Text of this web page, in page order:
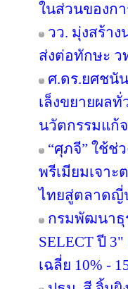
ในส่วนของก
วว. มุ่งสร้า
ส่งต่อทักษะ ว
ศ.ดร.ยศชนั
เล็งขยายผล
นวัตกรรมแก้
“ศุภจี” ใช้ช่
พรีเมียมเจา
ไทยสู่ตลาดญี่
กรมพัฒนาธุ
SELECT ปี
เฉลี่ย 10% -